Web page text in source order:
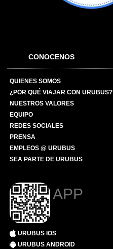
CONOCENOS
QUIENES SOMOS
¿POR QUÉ VIAJAR CON URUBUS?
NUESTROS VALORES
EQUIPO
REDES SOCIALES
PRENSA
EMPLEOS @ URUBUS
SEA PARTE DE URUBUS
APP
URUBUS IOS
URUBUS ANDROID